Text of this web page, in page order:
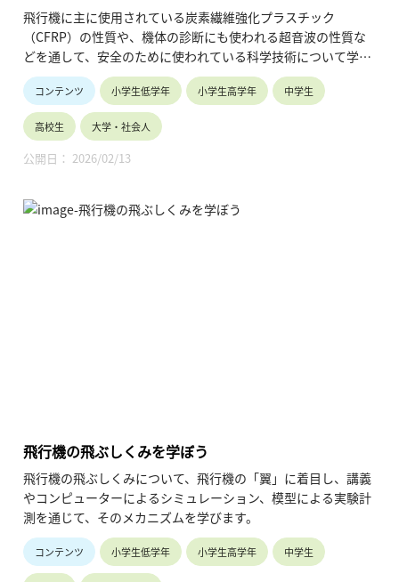
飛行機に主に使用されている炭素繊維強化プラスチック
（CFRP）の性質や、機体の診断にも使われる超音波の性質な
どを通して、安全のために使われている科学技術について学び
ます。
コンテンツ 小学生低学年 小学生高学年 中学生
高校生 大学・社会人
公開日： 2026/02/13
飛行機の飛ぶしくみを学ぼう
飛行機の飛ぶしくみについて、飛行機の「翼」に着目し、講義
やコンピューターによるシミュレーション、模型による実験計
測を通じて、そのメカニズムを学びます。
コンテンツ 小学生低学年 小学生高学年 中学生